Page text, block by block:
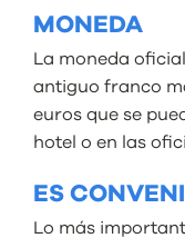
MONEDA
La moneda
antiguo franco
euros que se
hotel o en las
ES
Lo más